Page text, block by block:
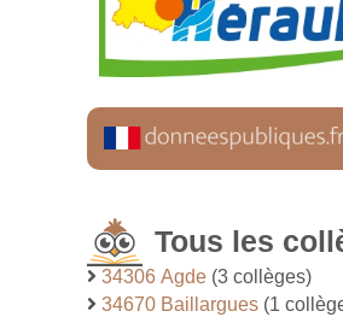
Tous les
34306 Agde (3 collèges)
34670 Baillargues (1